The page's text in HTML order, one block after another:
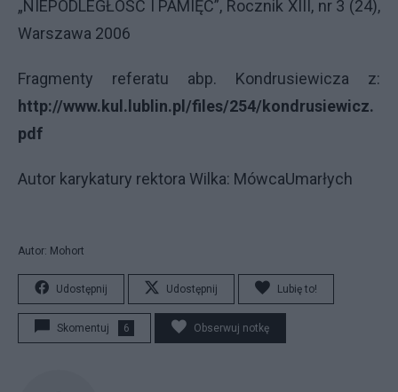
„NIEPODLEGŁOŚĆ I PAMIĘĆ”, Rocznik XIII , nr 3 (24),
Warszawa 2006
Fragmenty referatu abp. Kondrusiewicza z:
http://www.kul.lublin.pl/files/254/kondrusiewicz.
pdf
Autor karykatury rektora Wilka: MówcaUmarłych
Autor: Mohort
Udostępnij Udostępnij Lubię to!
Skomentuj 6 Obserwuj notkę